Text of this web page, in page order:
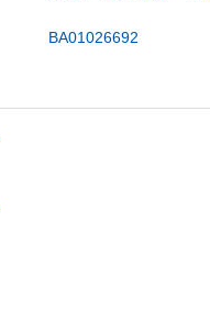
BA01026692